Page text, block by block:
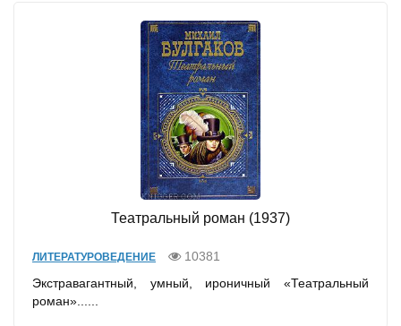
Театральный роман (1937)
ЛИТЕРАТУРОВЕДЕНИЕ
10381
Экстравагантный, умный, ироничный «Театральный
роман»......